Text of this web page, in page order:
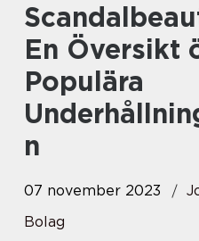
Scandalbeauties Bolag:
En Översikt
Populära
n
07 november 2023
Bolag